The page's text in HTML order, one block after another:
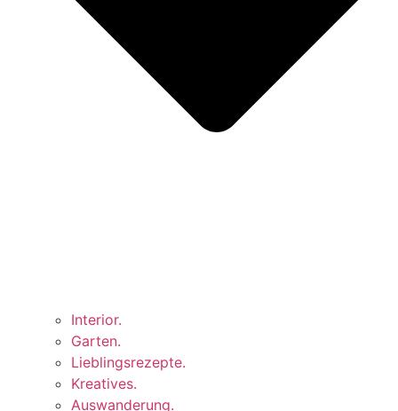
Interior.
Garten.
Lieblingsrezepte.
Kreatives.
Auswanderung.